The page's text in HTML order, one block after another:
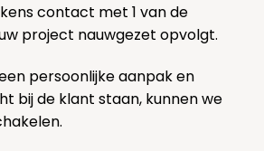
contact met 1 van de
project nauwgezet opvolgt.
persoonlijke aanpak en
bij de klant staan, kunnen we